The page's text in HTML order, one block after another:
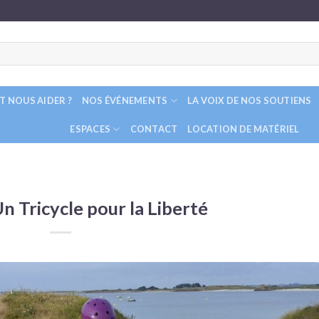
NOUS AIDER ? NOS ÉVÉNEMENTS LA VOIX DE NOS SOUTIENS
ESPACES CONTACT LOCATION DE MATÉRIEL
Tricycle pour la Liberté